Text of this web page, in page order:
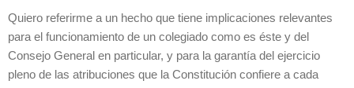
Quiero referirme a un hecho que tiene implicaciones relevantes
para el funcionamiento de un colegiado como es éste y del
Consejo General en particular, y para la garantía del ejercicio
pleno de las atribuciones que la Constitución confiere a cada